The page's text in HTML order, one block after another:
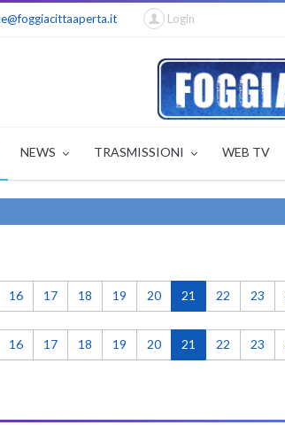
Login
NEWS TRASMISSIONI WEB TV
16 17 18 19 20 21 22 23
16 17 18 19 20 21 22 23